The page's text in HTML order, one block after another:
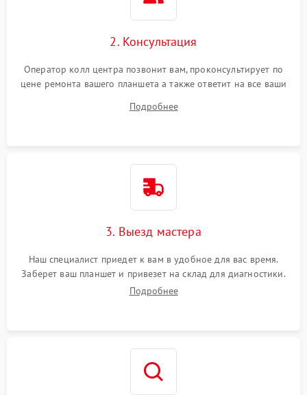
2. Консультация
Оператор колл центра позвонит вам, проконсультирует по
цене ремонта вашего планшета а также ответит на все ваши
Подробнее
3. Выезд мастера
Наш специалист приедет к вам в удобное для вас время.
Заберет ваш планшет и привезет на склад для диагностики.
Подробнее